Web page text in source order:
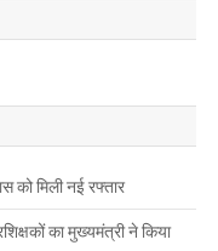
मिली नई रफ्तार
का मुख्यमंत्री ने किया